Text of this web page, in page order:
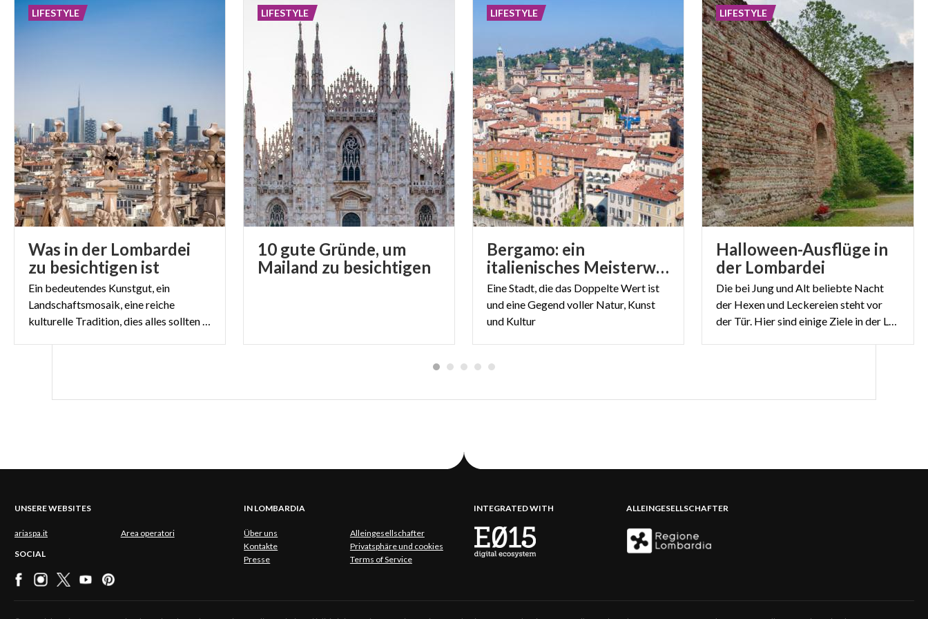
Was in der Lombardei
zu besichtigen ist
Ein bedeutendes Kunstgut, ein
Landschaftsmosaik, eine reiche
kulturelle Tradition, dies alles sollten Sie entdecken!
LIFESTYLE
10 gute Gründe, um
Mailand zu besichtigen
LIFESTYLE
Bergamo: ein
italienisches Meisterwerk
Eine Stadt, die das Doppelte Wert ist
und eine Gegend voller Natur, Kunst
und Kultur
LIFESTYLE
Halloween-Ausflüge in
der Lombardei
Die bei Jung und Alt beliebte Nacht
der Hexen und Leckereien steht vor
der Tür. Hier sind einige Ziele in der Lombardei, an denen Sie Halloween 2022 verbringen können, und die Sie sich nicht entgehen lassen sollten.
LIFESTYLE
UNSERE WEBSITES
ariaspa.it Area operatori
SOCIAL
IN LOMBARDIA
Über uns
Alleingesellschafter
Kontakte
Privatsphäre und cookies
Presse
Terms of Service
INTEGRATED WITH ALLEINGESELLSCHAFTER